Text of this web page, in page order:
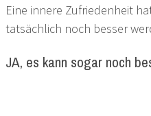
Eine innere Zufriedenheit
tatsächlich noch besser
JA, es kann sogar noch